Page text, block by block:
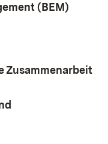
(BEM)
Zusammenarbeit